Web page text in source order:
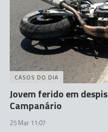
CASOS DO DIA
Jovem ferido em
Campanário
25 Mar 11:07